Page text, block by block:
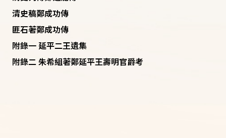
清史稿鄭成功傳
匪石著鄭成功傳
附錄一 延平二王遺集
附錄二 朱希組著鄭延平王壽明官爵考